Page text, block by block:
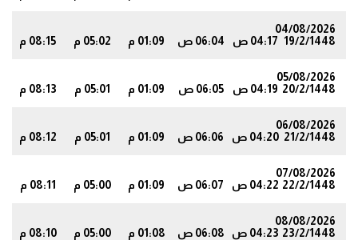
04/08/2026
19/2/1448 04:17 ص 06:04 ص 01:09 م 05:02 م 08:15 م
05/08/2026
20/2/1448 04:19 ص 06:05 ص 01:09 م 05:01 م 08:13 م
06/08/2026
21/2/1448 04:20 ص 06:06 ص 01:09 م 05:01 م 08:12 م
07/08/2026
22/2/1448 04:22 ص 06:07 ص 01:09 م 05:00 م 08:11 م
08/08/2026
23/2/1448 04:23 ص 06:08 ص 01:08 م 05:00 م 08:10 م